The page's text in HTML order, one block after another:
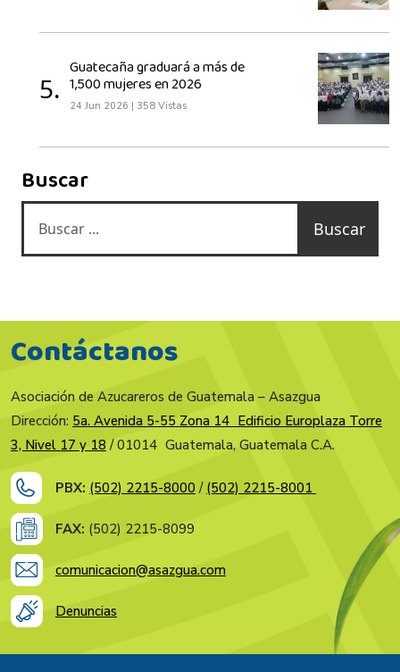
5.
Guatecaña graduará a más de
1,500 mujeres en 2026
24 Jun 2026 | 358 Vistas
Buscar
Buscar
Contáctanos
Asociación de Azucareros de Guatemala – Asazgua
Dirección: 5a. Avenida 5-55 Zona 14 Edificio Europlaza Torre
3, Nivel 17 y 18 / 01014 Guatemala, Guatemala C.A.
PBX: (502) 2215-8000 / (502) 2215-8001
FAX: (502) 2215-8099
comunicacion@asazgua.com
Denuncias